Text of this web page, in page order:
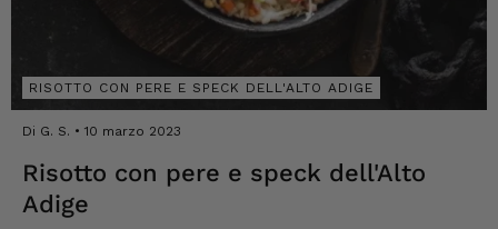
RISOTTO CON PERE E SPECK DELL'ALTO ADIGE
Di G. S. 10 marzo 2023
Risotto con pere e speck dell'Alto
Adige